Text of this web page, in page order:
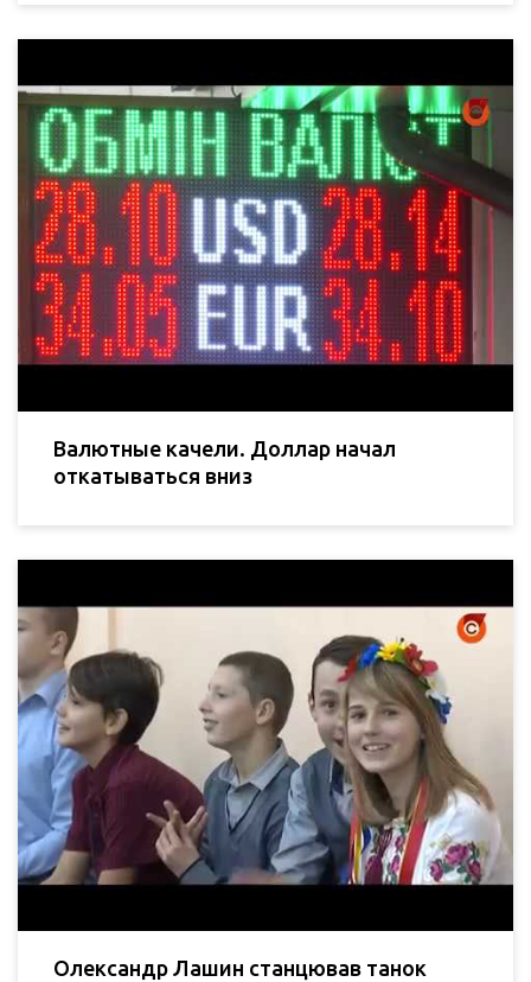
Валютные качели. Доллар начал
откатываться вниз
Олександр Лашин станцював танок